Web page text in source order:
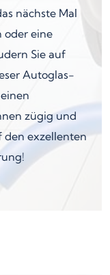
nächste Mal
oder eine
Sie auf
Autoglas-
zügig und
den exzellenten